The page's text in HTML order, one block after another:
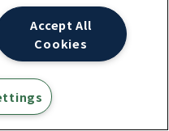
が同一ページであ
には問題なく同一ペ
のですが、悪影響が出
エンジンは発見したす
ロールしようとします
Accept All
Cookies